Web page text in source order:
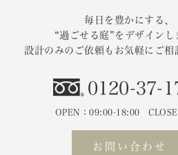
毎日を豊かにする、
“過ごせる庭”をデザインし
設計のみのご依頼もお気軽にご相
0120-37-
OPEN：09:00-18:00 CLOSE
お問い合わせ